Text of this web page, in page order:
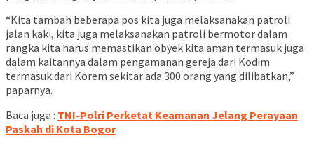
“Kita tambah beberapa pos kita juga melaksanakan patroli
jalan kaki, kita juga melaksanakan patroli bermotor dalam
rangka kita harus memastikan obyek kita aman termasuk juga
dalam kaitannya dalam pengamanan gereja dari Kodim
termasuk dari Korem sekitar ada 300 orang yang dilibatkan,”
paparnya.
Baca juga : TNI-Polri Perketat Keamanan Jelang Perayaan
Paskah di Kota Bogor